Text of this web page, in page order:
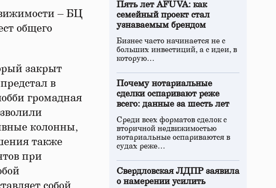
– БЦ
общего
закрыт
в
громадная
колонны,
также
при
собой
Пять лет AFUVA: как
семейный проект стал
узнаваемым брендом
Бизнес часто начинается не с
больших инвестиций, а с идеи, в
которую…
Почему нотариальные
сделки оспаривают реже
всего: данные за шесть лет
Среди всех форматов сделок с
вторичной недвижимостью
нотариальные оспариваются в
судах реже…
Свердловская ЛДПР заявила
о намерении усилить